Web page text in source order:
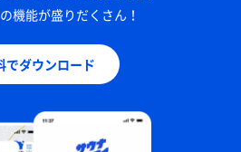
機能が盛りだくさん！
でダウンロード